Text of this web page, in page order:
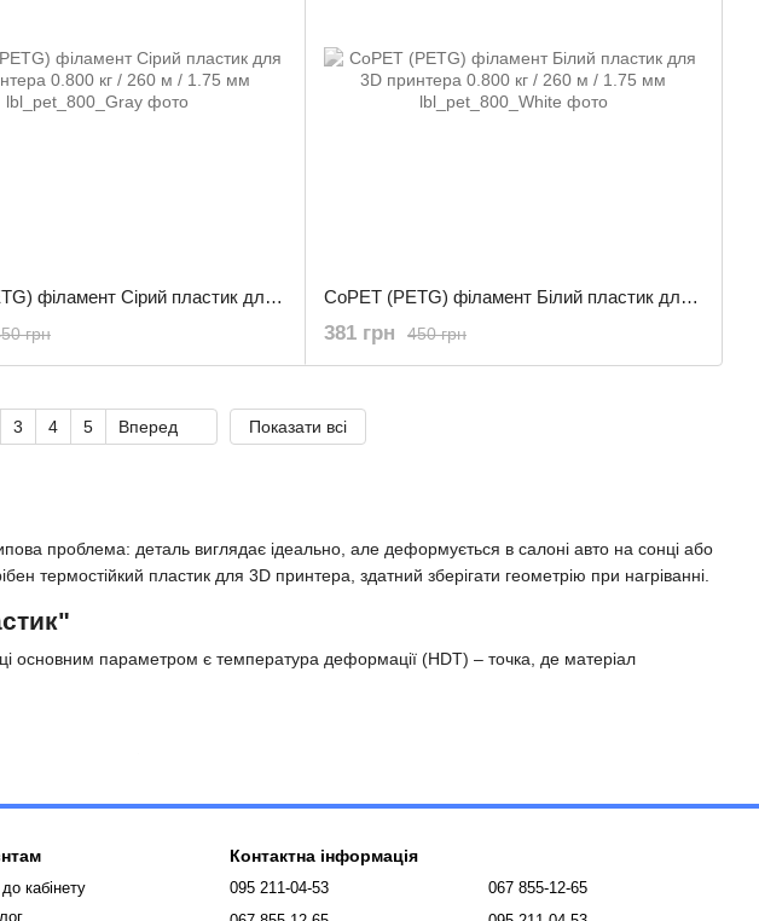
проблема: деталь виглядає ідеально, але деформується в салоні авто на сонці або
термостійкий пластик для 3D принтера, здатний зберігати геометрію при нагріванні.
основним параметром є температура деформації (HDT) – точка, де матеріал
CoPET (PETG) філамент Сірий пластик для 3D принтера 0.800 кг / 260 м / 1.75 мм
грн
CoPET (PETG) філамент Білий пластик для 3D принтера 0.800 кг / 260 м / 1.75 мм
450 грн
381 грн
3 4 5 Вперед Показати всі
кабінету
Контактна інформація
095 211-04-53
067 855-12-65